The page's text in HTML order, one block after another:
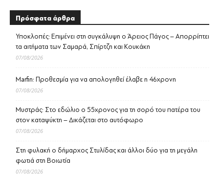
Πρόσφατα άρθρα
Υποκλοπές: Επιμένει στη συγκάλυψη ο Άρειος Πάγος – Απορρίπτει
τα αιτήματα των Σαμαρά, Σπίρτζη και Κουκάκη
07/08/2026
Marfin: Προθεσμία για να απολογηθεί έλαβε η 46χρονη
07/08/2026
Μυστράς: Στο εδώλιο ο 55χρονος για τη σορό του πατέρα του
στον καταψύκτη – Δικάζεται στο αυτόφωρο
07/08/2026
Στη φυλακή ο δήμαρχος Στυλίδας και άλλοι δύο για τη μεγάλη
φωτιά στη Βοιωτία
07/08/2026